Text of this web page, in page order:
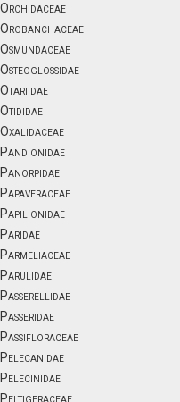
Orchidaceae
Orobanchaceae
Osmundaceae
Osteoglossidae
Otariidae
Otididae
Oxalidaceae
Pandionidae
Panorpidae
Papaveraceae
Papilionidae
Paridae
Parmeliaceae
Parulidae
Passerellidae
Passeridae
Passifloraceae
Pelecanidae
Pelecinidae
Peltigeraceae